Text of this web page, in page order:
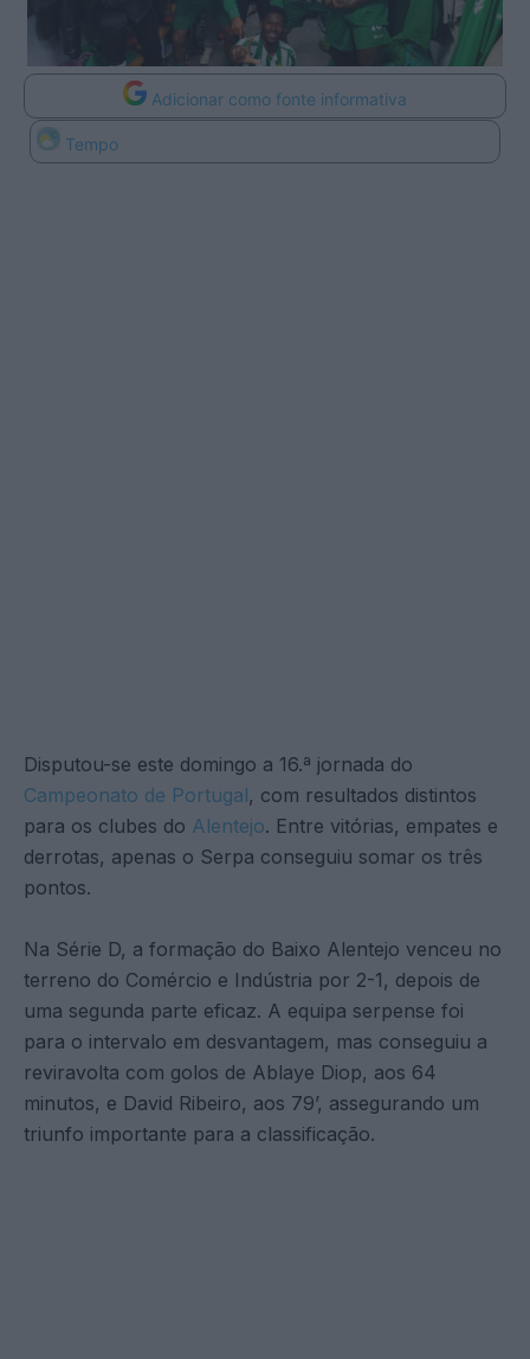
Adicionar como fonte informativa
Tempo
Disputou-se este domingo a 16.ª jornada do
Campeonato de Portugal, com resultados distintos
para os clubes do Alentejo. Entre vitórias, empates e
derrotas, apenas o Serpa conseguiu somar os três
pontos.
Na Série D, a formação do Baixo Alentejo venceu no
terreno do Comércio e Indústria por 2-1, depois de
uma segunda parte eficaz. A equipa serpense foi
para o intervalo em desvantagem, mas conseguiu a
reviravolta com golos de Ablaye Diop, aos 64
minutos, e David Ribeiro, aos 79’, assegurando um
triunfo importante para a classificação.